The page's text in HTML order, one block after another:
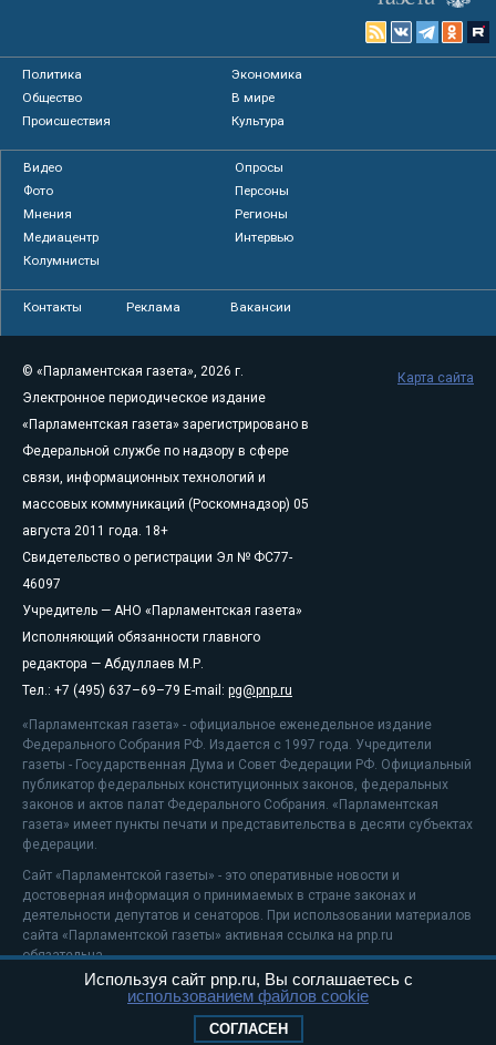
Политика
Экономика
Общество
В мире
Происшествия
Культура
Видео
Опросы
Фото
Персоны
Мнения
Регионы
Медиацентр
Интервью
Колумнисты
Контакты Реклама Вакансии
© «Парламентская газета», 2026 г.
Электронное периодическое издание
«Парламентская газета» зарегистрировано в
Федеральной службе по надзору в сфере
связи, информационных технологий и
массовых коммуникаций (Роскомнадзор) 05
августа 2011 года. 18+
Свидетельство о регистрации Эл № ФС77-
46097
Учредитель — АНО «Парламентская газета»
Исполняющий обязанности главного
редактора — Абдуллаев М.Р.
Тел.: +7 (495) 637–69–79 E-mail: pg@pnp.ru
«Парламентская газета» - официальное еженедельное издание
Федерального Собрания РФ. Издается с 1997 года. Учредители
газеты - Государственная Дума и Совет Федерации РФ. Официальный
публикатор федеральных конституционных законов, федеральных
законов и актов палат Федерального Собрания. «Парламентская
газета» имеет пункты печати и представительства в десяти субъектах
федерации.
Сайт «Парламентской газеты» - это оперативные новости и
достоверная информация о принимаемых в стране законах и
деятельности депутатов и сенаторов. При использовании материалов
сайта «Парламентской газеты» активная ссылка на pnp.ru
обязательна.
На информационном ресурсе применяютсярекомендательные
Положение о защите персональных данных
Карта сайта
Используя сайт pnp.ru, Вы соглашаетесь с
использованием файлов cookie
СОГЛАСЕН